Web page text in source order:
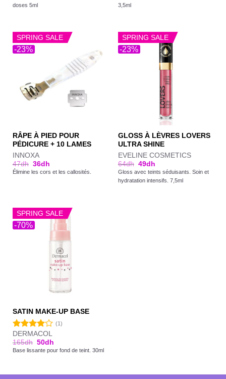
doses 5ml
3,5ml
-23%
SPRING SALE
RÂPE À PIED POUR
PÉDICURE + 10 LAMES
INNOXA
47dh 36dh
Élimine les cors et les callosités.
-23%
SPRING SALE
GLOSS À LÈVRES LOVERS
ULTRA SHINE
EVELINE COSMETICS
64dh 49dh
Gloss avec teints séduisants. Soin et
hydratation intensifs. 7,5ml
-70%
SPRING SALE
SATIN MAKE-UP BASE
Note
4.00sur
5
(1)
DERMACOL
165dh 50dh
Base lissante pour fond de teint. 30ml